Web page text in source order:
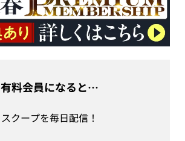
有料会員になると…
スクープを毎日配信！